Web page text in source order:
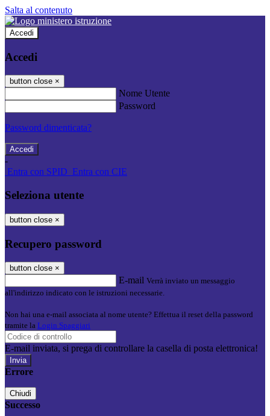
Salta al contenuto
Accedi
Accedi
button close ×
Nome Utente
Password
Password dimenticata?
-
Entra con SPID Entra con CIE
Seleziona utente
button close ×
Recupero password
button close ×
E-mail Verrà inviato un messaggio
all'indirizzo indicato con le istruzioni necessarie.
Non hai una e-mail associata al nome utente? Effettua il reset della password
tramite la Login Spaggiari
E-mail inviata, si prega di controllare la casella di posta elettronica!
Errore
Chiudi
Successo